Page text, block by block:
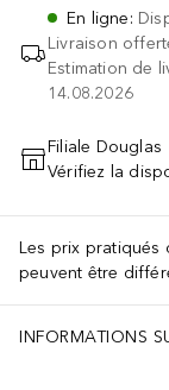
En ligne:
Livraison
Estimation de
14.08.2026
Filiale Douglas
Vérifiez la
Les prix pratiqués
peuvent être
INFORMATIONS